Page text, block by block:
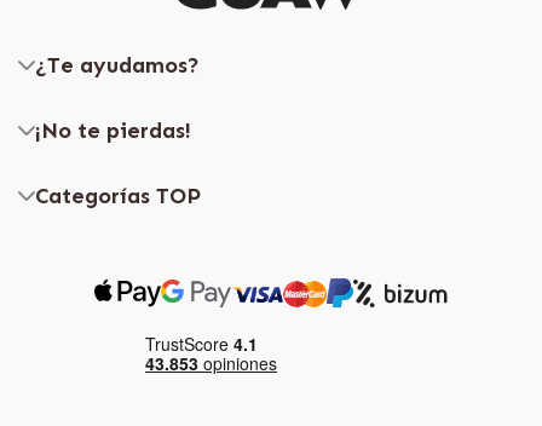
¿Te ayudamos?
¡No te pierdas!
Categorías TOP